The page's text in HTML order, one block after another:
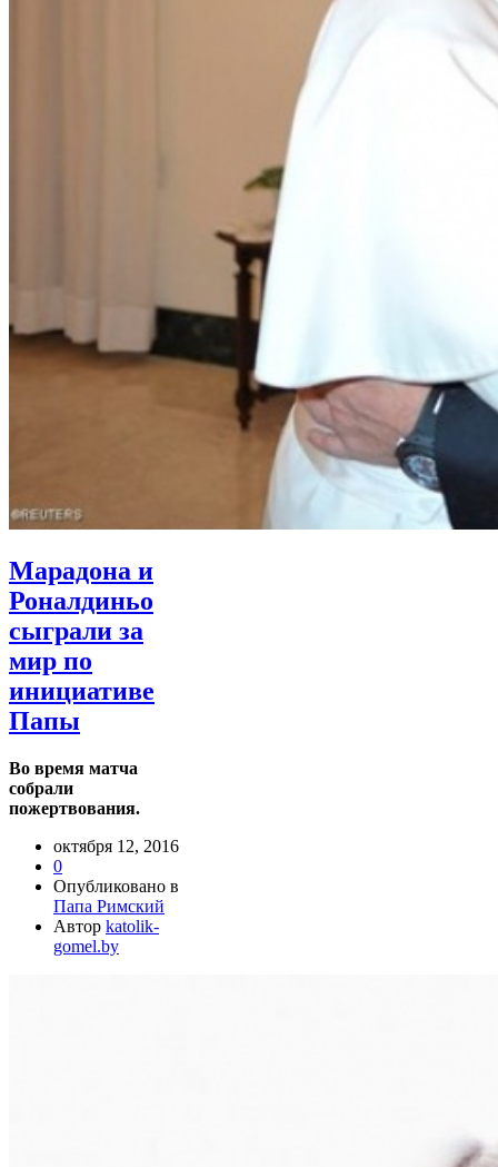
Марадона и
Роналдиньо
сыграли за
мир по
инициативе
Папы
Во время матча
собрали
пожертвования.
октября 12, 2016
0
Опубликовано в
Папа Римский
Автор katolik-
gomel.by